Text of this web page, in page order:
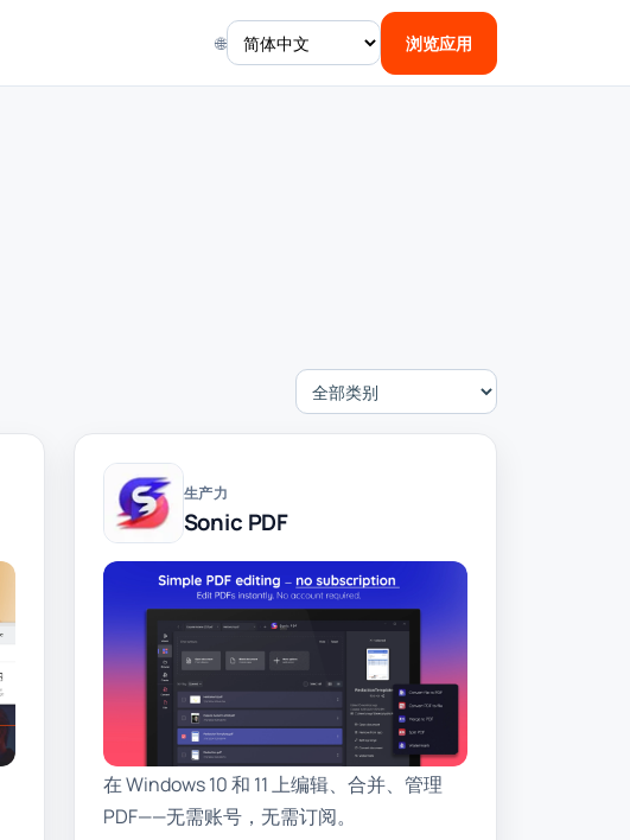
🌐 浏览应用
生产力
Sonic PDF
在 Windows 10 和 11 上编辑、合并、管理
PDF——无需账号，无需订阅。